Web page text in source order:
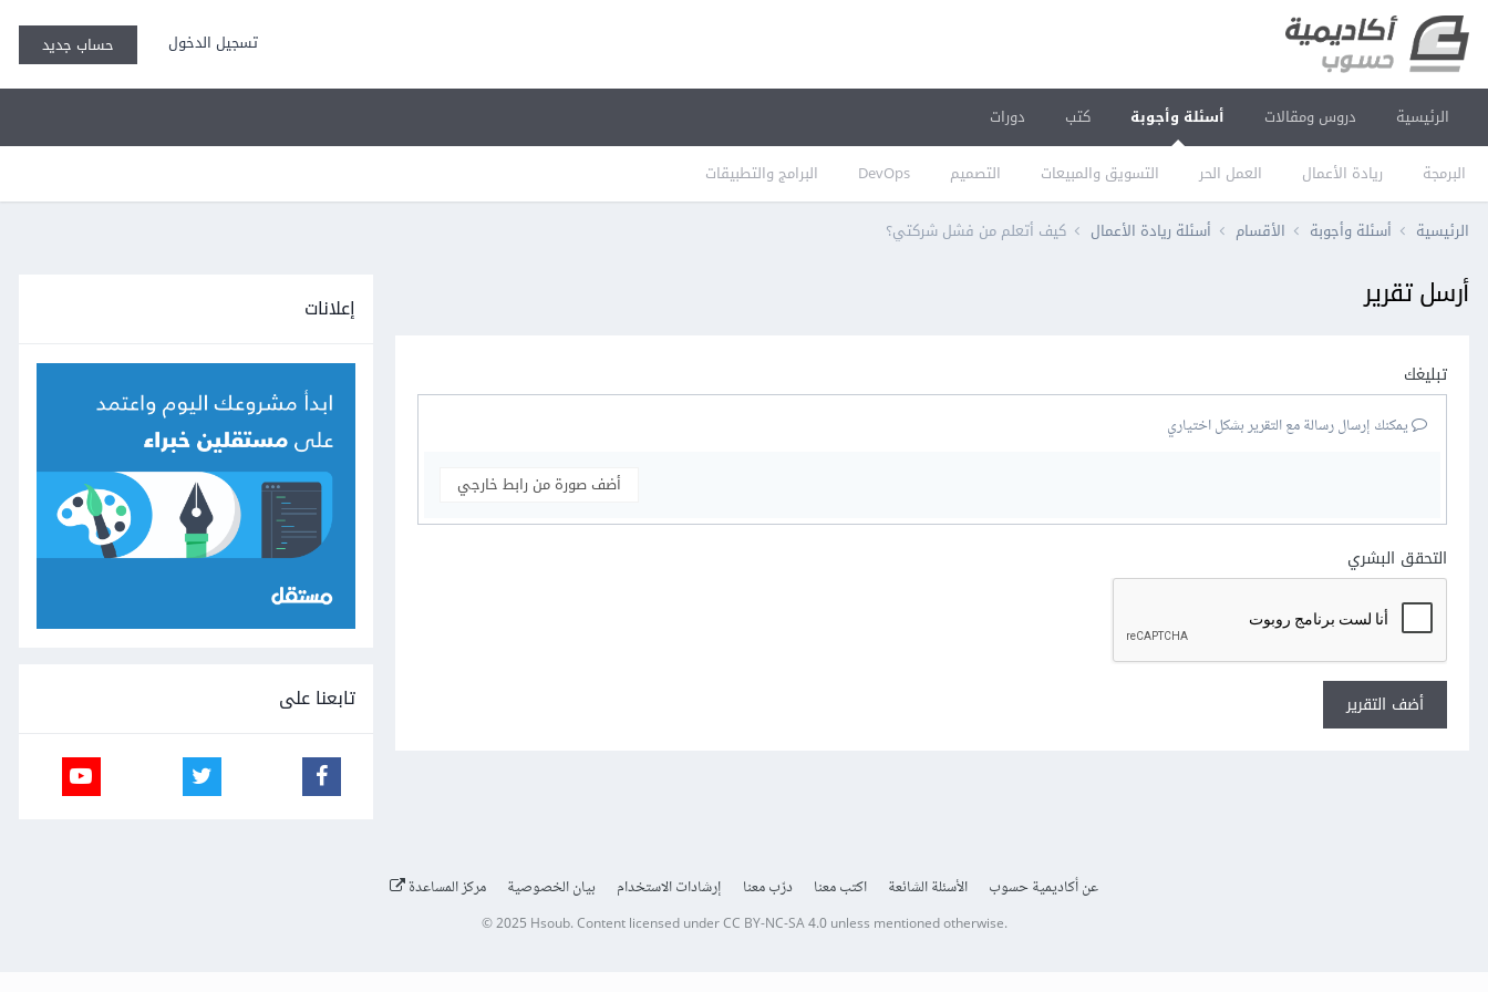
تسجيل الدخول حساب جديد
الرئيسية دروس ومقالات أسئلة وأجوبة
البرمجة ريادة الأعمال العمل الحر التسويق والمبيعات التصميم DevOps البرامج والتطبيقات
كتب دورات
الرئيسية أسئلة وأجوبة الأقسام أسئلة ريادة الأعمال كيف أتعلم من فشل شركتي؟
أرسل تقرير
تبليغك
يمكنك إرسال رسالة مع التقرير بشكل اختياري
أضف صورة من رابط خارجي
التحقق البشري
أضف التقرير
إعلانات
تابعنا على
عن أكاديمية حسوب الأسئلة الشائعة اكتب معنا درّب معنا إرشادات الاستخدام بيان الخصوصية مركز المساعدة
© 2025 Hsoub.Content licensed underCC BY-NC-SA 4.0unless mentioned otherwise.